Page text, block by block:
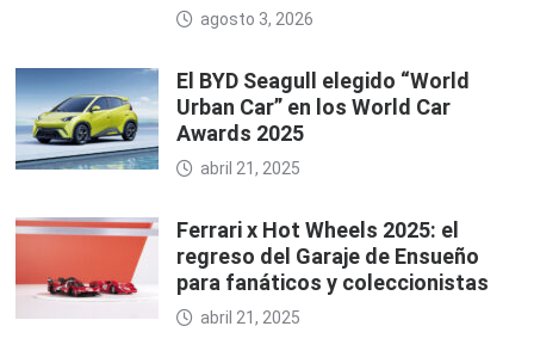
agosto 3, 2026
El BYD Seagull elegido “World
Urban Car” en los World Car
Awards 2025
abril 21, 2025
Ferrari x Hot Wheels 2025: el
regreso del Garaje de Ensueño
para fanáticos y coleccionistas
abril 21, 2025